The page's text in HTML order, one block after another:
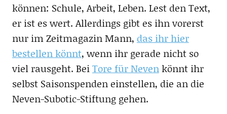
können: Schule, Arbeit, Leben. Lest den Text,
er ist es wert. Allerdings gibt es ihn vorerst
nur im Zeitmagazin Mann, das ihr hier
bestellen könnt, wenn ihr gerade nicht so
viel rausgeht. BeiTore für Nevenkönnt ihr
selbst Saisonspenden einstellen, die an die
Neven-Subotic-Stiftung gehen.